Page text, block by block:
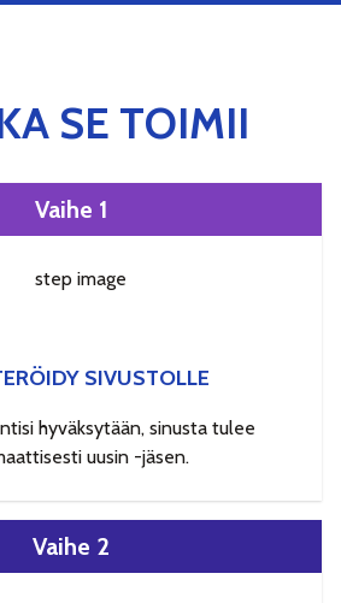
SE TOIMII
Vaihe 1
SIVUSTOLLE
hyväksytään, sinusta tulee
uusin -jäsen.
Vaihe 2